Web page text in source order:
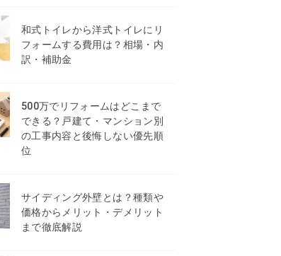
和式トイレから洋式トイレにリ
フォームする費用は？相場・内
訳・補助金
500万でリフォームはどこまで
できる？戸建て・マンション別
の工事内容と後悔しない優先順
位
サイディング外壁とは？種類や
価格からメリット・デメリット
まで徹底解説